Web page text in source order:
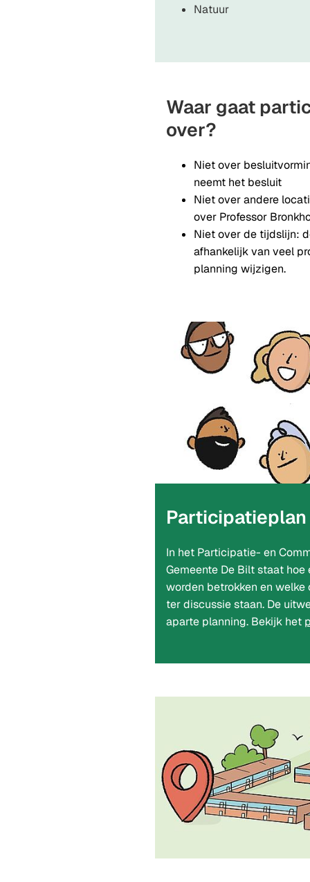
Natuur
Waar gaat
over?
Niet over
neemt het besluit
Niet over andere
over Professor
Niet over de tijdslijn:
afhankelijk van veel
planning wijzigen.
Participatieplan
In het Participatie- en
Gemeente De Bilt staat hoe
worden betrokken en
ter discussie staan. De
aparte planning. Bekijk het